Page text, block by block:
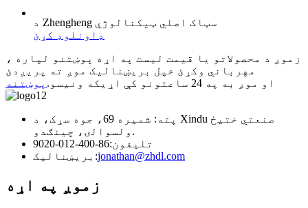
د Zhengheng سټاک اصلي ټیکنالوژي
ډاونلوډ کړئ
زموږ د محصولاتو یا قیمت لیست په اړه پوښتنو لپاره ،
مهرباني وکړئ خپل بریښنالیک موږ ته پریږدئ
او موږ به په 24 ساعتونو کې اړیکه ونیسو.
پوښتنه
پته: شمیره 69، جوه سړک، د Xindu صنعتي ختیځ
ولسوالۍ، چینګدو.
تلیفون:86-400-012-9020
بریښنالیک:jonathan@zhdl.com
زموږ په اړه